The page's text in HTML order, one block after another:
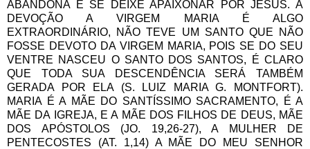
ABANDONA E SE DEIXE APAIXONAR POR JESUS. A
DEVOÇÃO A VIRGEM MARIA É ALGO
EXTRAORDINÁRIO, NÃO TEVE UM SANTO QUE NÃO
FOSSE DEVOTO DA VIRGEM MARIA, POIS SE DO SEU
VENTRE NASCEU O SANTO DOS SANTOS, É CLARO
QUE TODA SUA DESCENDÊNCIA SERÁ TAMBÉM
GERADA POR ELA (S. LUIZ MARIA G. MONTFORT).
MARIA É A MÃE DO SANTÍSSIMO SACRAMENTO, É A
MÃE DA IGREJA, E A MÃE DOS FILHOS DE DEUS, MÃE
DOS APÓSTOLOS (JO. 19,26-27), A MULHER DE
PENTECOSTES (AT. 1,14) A MÃE DO MEU SENHOR